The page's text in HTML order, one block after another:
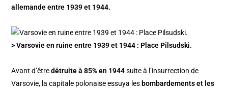
allemande entre 1939 et 1944.
> Varsovie en ruine entre 1939 et 1944 : Place Pilsudski.
Avant d’êtredétruite à 85% en 1944suite à l’insurrection de
Varsovie, la capitale polonaise essuya les bombardements et les